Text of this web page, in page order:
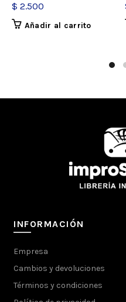
$ 2.500
Añadir al carrito
INFORMACIÓN
Empresa
Cambios y devoluciones
Términos y condiciones